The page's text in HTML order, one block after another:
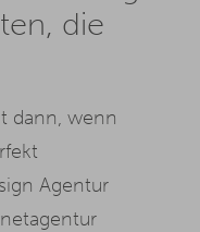
die
dann, wenn
Agentur